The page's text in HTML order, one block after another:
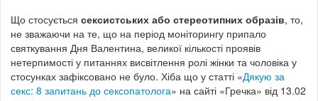
Що стосується сексистських або стереотипних образів, то,
не зважаючи на те, що на період моніторингу припало
святкування Дня Валентина, великої кількості проявів
нетерпимості у питаннях висвітлення ролі жінки та чоловіка у
стосунках зафіксовано не було. Хіба що у статті «Дякую за
секс: 8 запитань до сексопатолога» на сайті «Гречка» від 13.02